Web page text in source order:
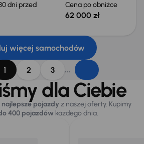
dni przed
Cena po obniżce
62 000 zł
więcej samochodów
1 2 3 ...
dla Ciebie
najlepsze pojazdy z naszej oferty. Kupimy
400 pojazdówkażdego dnia.